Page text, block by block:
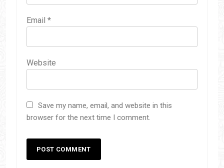
Email *
Website
Save my name, email, and website in this
browser for the next time I comment.